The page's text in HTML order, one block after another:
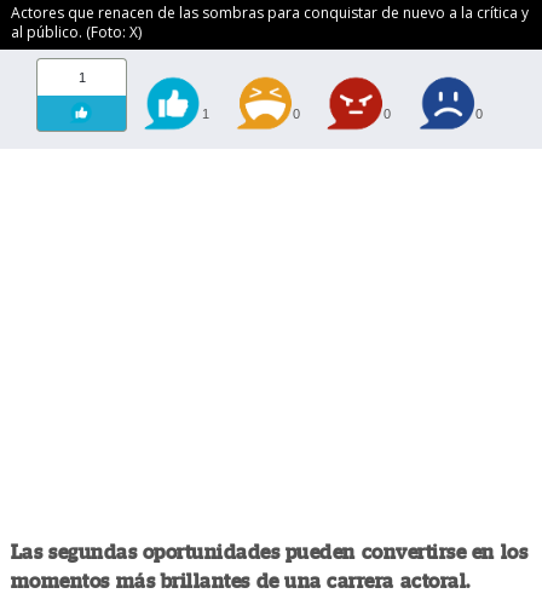
Actores que renacen de las sombras para conquistar de nuevo a la crítica y
al público. (Foto: X)
1
1 0 0 0
Las segundas oportunidades pueden convertirse en los
momentos más brillantes de una carrera actoral.